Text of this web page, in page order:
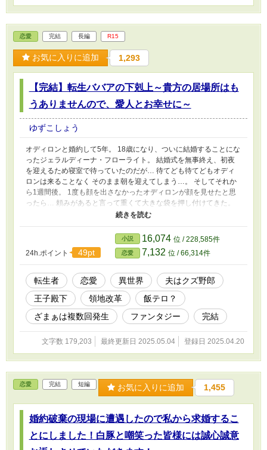
か？」 「俺には好きな女性がいるんだ。それにお前のような豚と
結婚したら末代までの恥だ！俺との婚約を破棄して欲しい。」 豚
と言われることを悪口だと思っていないシルフィーナだったが、と
あるミレーナの一言によって事態は大きく動いていく。 「残念だ
ったわね。おデブちゃん。ウィリアムは私以外愛せないそうなの。
だから私にウィリアムを頂戴。ね？お願い…。お・で・ぶ・ちゃ
頭の中に色々な記憶が蘇った。
恋愛 完結 長編 R15
お気に入りに追加 1,293
【完結】転生ババアの下剋上～貴方の居場所はも
うありませんので、愛人とお幸せに～
ゆずこしょう
オディロンと婚約して5年。 18歳になり、ついに結婚することにな
ったジェラルディーナ・フローライト。 結婚式を無事終え、初夜
を迎えるため寝室で待っていたのだが… 待てども待てどもオディ
ロンは来ることなく そのまま朝を迎えてしまう…。 そしてそれか
ら1週間後。 1度も顔を出さなかったオディロンが顔を見せたと思
ったら… 頼みがあると言って重くて大きな袋を押し付けてきた。
そしてその中を見てみると… 産まれたばかりの子供が入ってい
た。 「本当に腹が立つわ！98歳まで生き抜いたババアの根性舐め
るんじゃないわよ。ここまで来たらオディロンとその愛人をけちょ
んけちょんにしてやるんだから！」
24h.ポイント
49pt
小説 16,074 位 / 228,585件
恋愛 7,132 位 / 66,314件
転生者 恋愛 異世界
夫はクズ野郎
王子殿下
領地改革
飯テロ？
ざまぁは複数回発生
ファンタジー 完結
文字数 179,203 最終更新日 2025.05.04 登録日 2025.04.20
恋愛 完結 短編 お気に入りに追加 1,455
婚約破棄の現場に遭遇したので私から求婚するこ
とにしました！白豚と嘲笑った皆様には誠心誠意